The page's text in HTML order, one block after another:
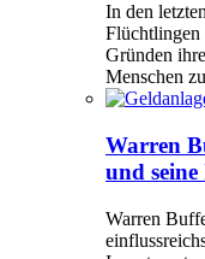
In den
Flüchtlingen
Gründen
Menschen
Warren
und
Warren